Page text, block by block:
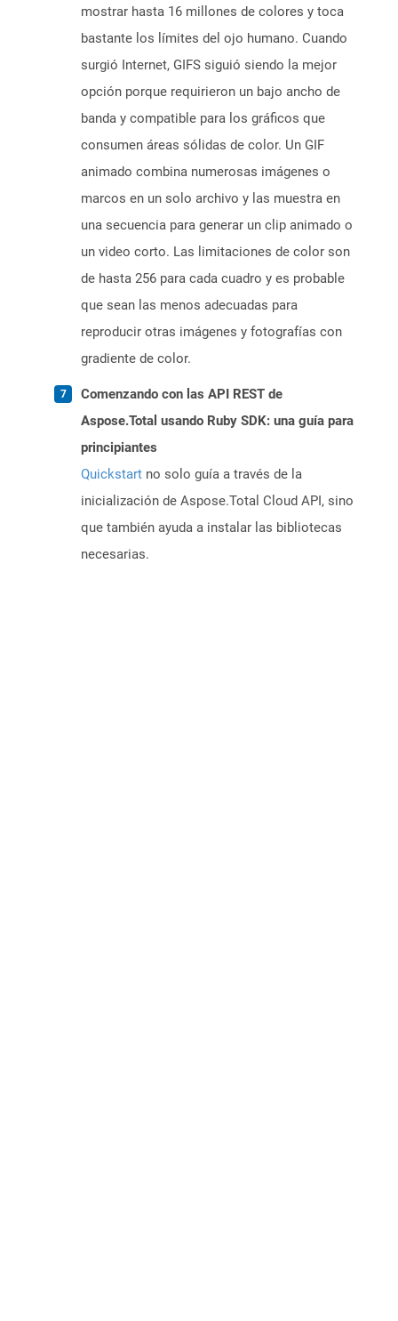
mostrar hasta 16 millones de colores y toca
bastante los límites del ojo humano. Cuando
surgió Internet, GIFS siguió siendo la mejor
opción porque requirieron un bajo ancho de
banda y compatible para los gráficos que
consumen áreas sólidas de color. Un GIF
animado combina numerosas imágenes o
marcos en un solo archivo y las muestra en
una secuencia para generar un clip animado o
un video corto. Las limitaciones de color son
de hasta 256 para cada cuadro y es probable
que sean las menos adecuadas para
reproducir otras imágenes y fotografías con
gradiente de color.
Comenzando con las API REST de
Aspose.Total usando Ruby SDK: una guía para
principiantes
Quickstart no solo guía a través de la
inicialización de Aspose.Total Cloud API, sino
que también ayuda a instalar las bibliotecas
necesarias.